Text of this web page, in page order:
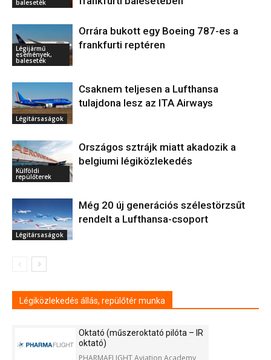
balesetek
Légijármű
események,
balesetek
Orrára bukott egy Boeing 787-es a
frankfurti reptéren
Légitársaságok
Csaknem teljesen a Lufthansa
tulajdona lesz az ITA Airways
Külföldi
repülőterek
Országos sztrájk miatt akadozik a
belgiumi légiközlekedés
Légitársaságok
Még 20 új generációs szélestörzsűt
rendelt a Lufthansa-csoport
Légiközlekedés állás, repülőtér munka
Oktató (műszeroktató pilóta – IR
oktató)
PHARMAFLIGHT Aviation Academy